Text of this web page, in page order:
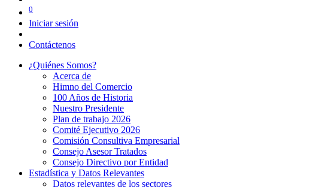
0
Iniciar sesión
Contáctenos
¿Quiénes Somos?
Acerca de
Himno del Comercio
100 Años de Historia
Nuestro Presidente
Plan de trabajo 2026
Comité Ejecutivo 2026
Comisión Consultiva Empresarial
Consejo Asesor Tratados
Consejo Directivo por Entidad
Estadística y Datos Relevantes
Datos relevantes de los sectores